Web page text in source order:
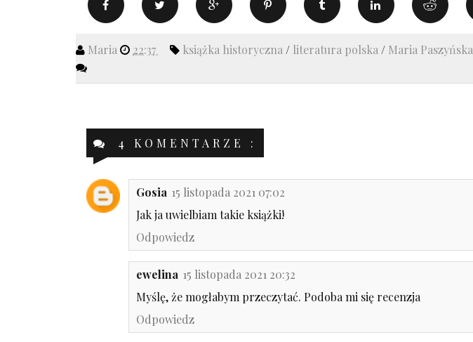
Maria 22:37 książka historyczna / literatura polska / Maria Paszyńska
4 KOMENTARZE :
Gosia 15 listopada 2021 07:02
Jak ja uwielbiam takie książki!
Odpowiedz
ewelina 15 listopada 2021 20:32
Myślę, że mogłabym przeczytać. Podoba mi się recenzja
Odpowiedz